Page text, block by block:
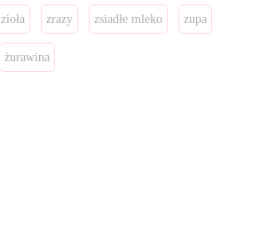
zioła zrazy zsiadłe mleko zupa
żurawina